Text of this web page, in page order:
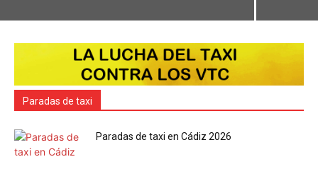
Paradas de taxi
Paradas de taxi en Cádiz 2026